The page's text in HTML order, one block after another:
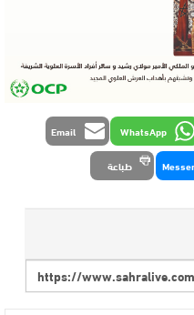
WhatsApp
Email
طباعة